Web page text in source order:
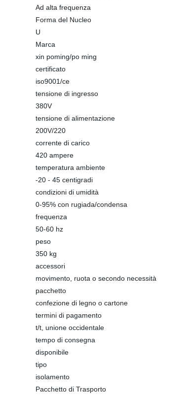
Ad alta frequenza
Forma del Nucleo
U
Marca
xin poming/po ming
certificato
iso9001/ce
tensione di ingresso
380V
tensione di alimentazione
200V/220
corrente di carico
420 ampere
temperatura ambiente
-20 - 45 centigradi
condizioni di umidità
0-95% con rugiada/condensa
frequenza
50-60 hz
peso
350 kg
accessori
movimento, ruota o secondo necessità
pacchetto
confezione di legno o cartone
termini di pagamento
t/t, unione occidentale
tempo di consegna
disponibile
tipo
isolamento
Pacchetto di Trasporto